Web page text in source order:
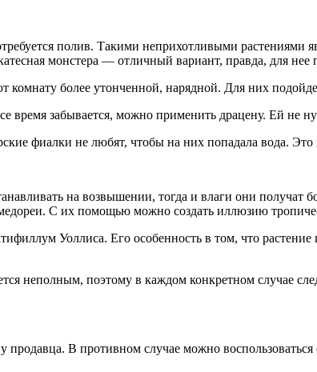
полив. Такими неприхотливыми
монстера — отличный вариант, правда, для нее
более утонченной, нарядной. Для них
время забывается, можно применить драцену. Ей не
фиалки не любят, чтобы на них попадала вода.
на возвышении, тогда и влаги они получат
С их помощью можно создать иллюзию
Уоллиса. Его особенность в том, что
неполным, поэтому в каждом конкретном случае
продавца. В противном случае можно